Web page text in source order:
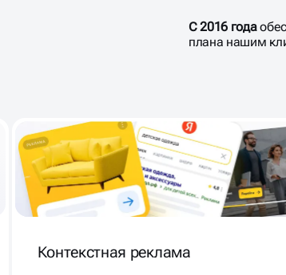
С 2016 года
плана нашим
Контекстная реклама